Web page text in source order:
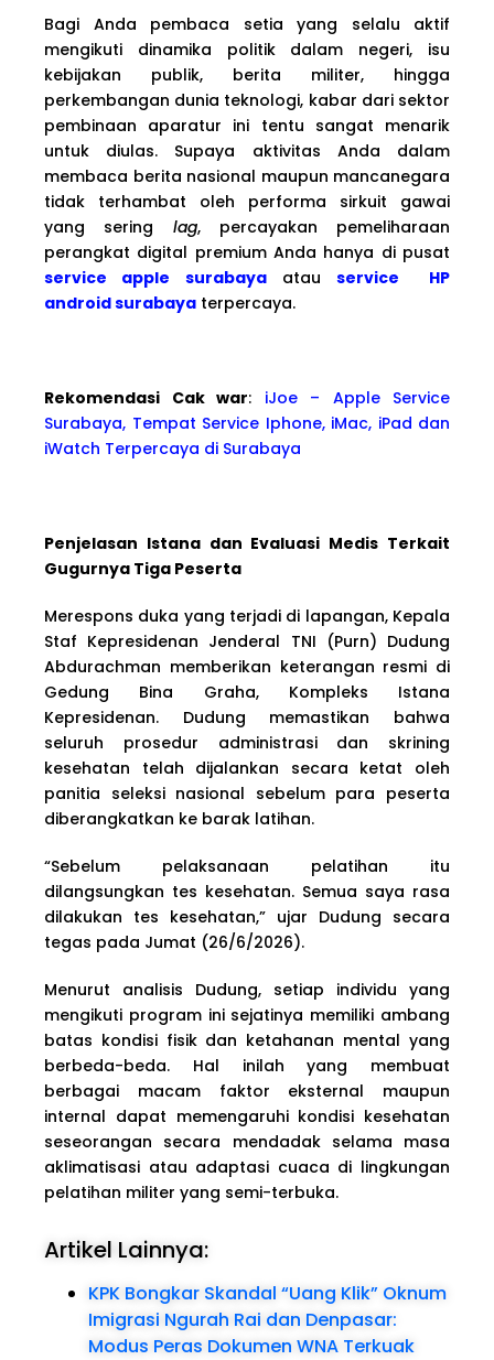
Bagi Anda pembaca setia yang selalu aktif
mengikuti dinamika politik dalam negeri, isu
kebijakan publik, berita militer, hingga
perkembangan dunia teknologi, kabar dari sektor
pembinaan aparatur ini tentu sangat menarik
untuk diulas. Supaya aktivitas Anda dalam
membaca berita nasional maupun mancanegara
tidak terhambat oleh performa sirkuit gawai
yang sering lag, percayakan pemeliharaan
perangkat digital premium Anda hanya di pusat
service apple surabayaatauservice HP
android surabaya terpercaya.
Rekomendasi Cak war: iJoe – Apple Service
Surabaya, Tempat Service Iphone, iMac, iPad dan
iWatch Terpercaya di Surabaya
Penjelasan Istana dan Evaluasi Medis Terkait
Gugurnya Tiga Peserta
Merespons duka yang terjadi di lapangan, Kepala
Staf Kepresidenan Jenderal TNI (Purn) Dudung
Abdurachman memberikan keterangan resmi di
Gedung Bina Graha, Kompleks Istana
Kepresidenan. Dudung memastikan bahwa
seluruh prosedur administrasi dan skrining
kesehatan telah dijalankan secara ketat oleh
panitia seleksi nasional sebelum para peserta
diberangkatkan ke barak latihan.
“Sebelum pelaksanaan pelatihan itu
dilangsungkan tes kesehatan. Semua saya rasa
dilakukan tes kesehatan,” ujar Dudung secara
tegas pada Jumat (26/6/2026).
Menurut analisis Dudung, setiap individu yang
mengikuti program ini sejatinya memiliki ambang
batas kondisi fisik dan ketahanan mental yang
berbeda-beda. Hal inilah yang membuat
berbagai macam faktor eksternal maupun
internal dapat memengaruhi kondisi kesehatan
seseorangan secara mendadak selama masa
aklimatisasi atau adaptasi cuaca di lingkungan
pelatihan militer yang semi-terbuka.
Artikel Lainnya:
KPK Bongkar Skandal “Uang Klik” Oknum
Imigrasi Ngurah Rai dan Denpasar:
Modus Peras Dokumen WNA Terkuak